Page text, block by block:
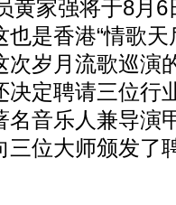
黄家强将于8月
是香港“情歌天
次岁月流歌巡演
决定聘请三位
名音乐人兼导演
三位大师颁发了